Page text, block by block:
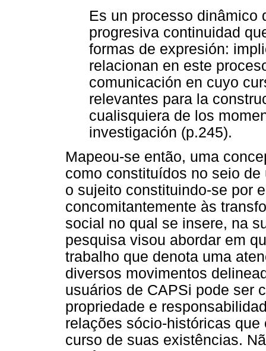
Es un processo dinâmico
progresiva continuidad
formas de expresión:
relacionan en este
comunicación en cuyo
relevantes para la
cualisquiera de los
investigación (p.245).
Mapeou-se então, uma
como constituídos no seio
o sujeito constituindo-se por
concomitantemente às
social no qual se insere, na
pesquisa visou abordar em
trabalho que denota uma
diversos movimentos
usuários de CAPSi pode ser
propriedade e
relações sócio-históricas
curso de suas existências.